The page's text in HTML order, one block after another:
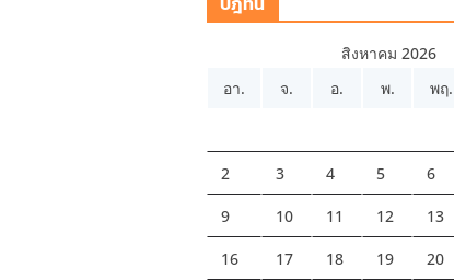
สิงหาคม 2026
อา.
จ. อ. พ. พฤ.
2 3 4 5 6
9 10 11 12 13
16 17 18 19 20